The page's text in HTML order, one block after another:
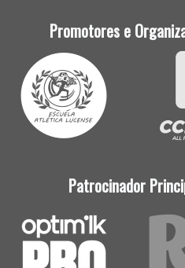
Promotores e
Patrocinador